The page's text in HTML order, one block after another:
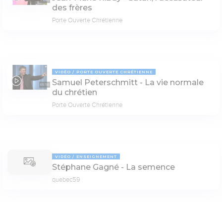
des frères
Porte Ouverte Chrétienne
65:58
VIDÉO PORTE OUVERTE CHRÉTIENNE
Samuel Peterschmitt - La vie normale
du chrétien
Porte Ouverte Chrétienne
VIDÉO ENSEIGNEMENT
Stéphane Gagné - La semence
quebec59